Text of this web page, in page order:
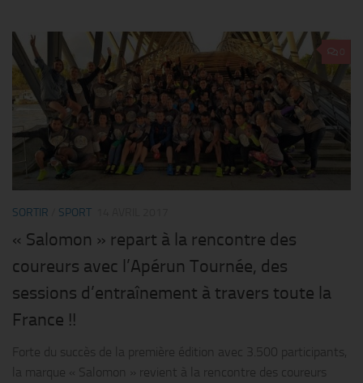
SORTIR SPORT
« Salomon » repart à la rencontre des
coureurs avec l’Apérun Tournée, des
sessions d’entraînement à travers toute la
France !!
Forte du succès de la première édition avec 3.500 participants,
la marque « Salomon » revient à la rencontre des coureurs